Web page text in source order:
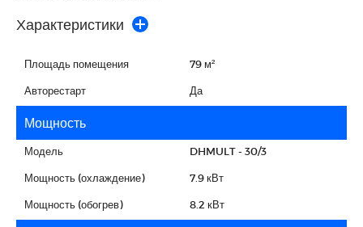
Характеристики
Площадь помещения 79 м²
Авторестарт Да
Мощность
Модель DHMULT - 30/3
Мощность (охлаждение) 7.9 кВт
Мощность (обогрев) 8.2 кВт